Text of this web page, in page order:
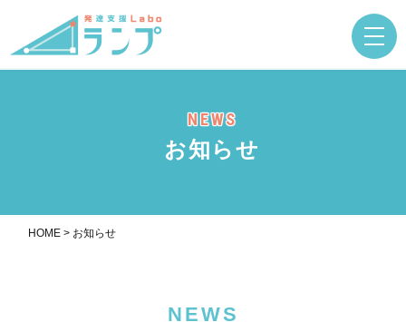
NEWS
お知らせ
HOME > お知らせ
NEWS